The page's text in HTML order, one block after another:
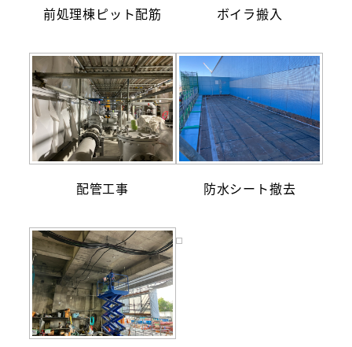
前処理棟ピット配筋 ボイラ搬入
配管工事 防水シート撤去